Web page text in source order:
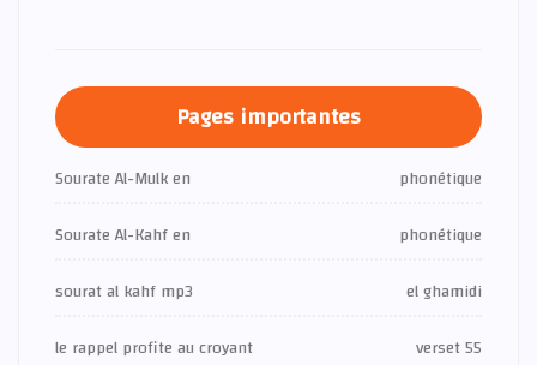
Pages importantes
Sourate Al-Mulk en
phonétique
Sourate Al-Kahf en
phonétique
sourat al kahf mp3
el ghamidi
le rappel profite au croyant
verset 55